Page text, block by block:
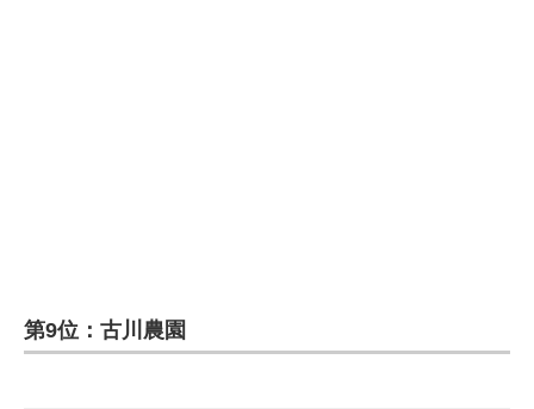
IT製品の技術・比較・事例
第9位：古川農園